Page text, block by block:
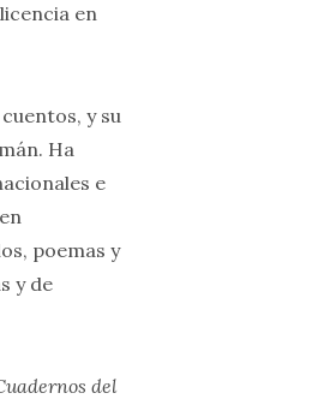
en
y su
Ha
e
poemas y
y de
del